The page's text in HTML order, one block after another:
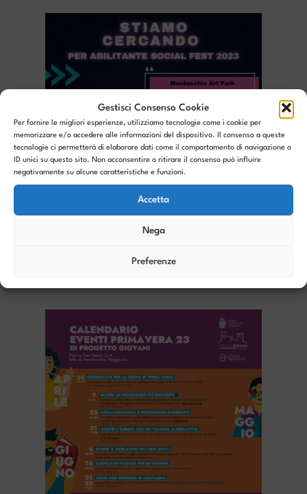
Gestisci Consenso Cookie
Per fornire le migliori esperienze, utilizziamo tecnologie come i cookie per
memorizzare e/o accedere alle informazioni del dispositivo. Il consenso a queste
tecnologie ci permetterà di elaborare dati come il comportamento di navigazione o
ID unici su questo sito. Non acconsentire o ritirare il consenso può influire
negativamente su alcune caratteristiche e funzioni.
Accetta
Nega
Preferenze